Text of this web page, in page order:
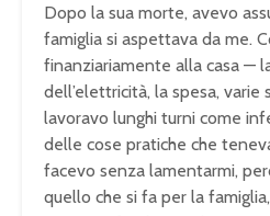
Dopo la sua morte, avevo
famiglia si aspettava da me.
finanziariamente alla casa —
dell’elettricità, la spesa,
lavoravo lunghi turni come
delle cose pratiche che
facevo senza lamentarmi,
quello che si fa per la